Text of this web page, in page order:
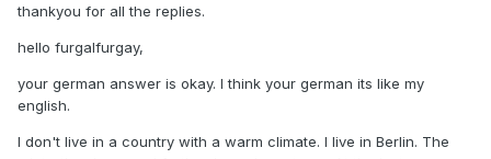
thankyou for all the replies.
hello furgalfurgay,
your german answer is okay. I think your german its like my
english.
I don't live in a country with a warm climate. I live in Berlin. The